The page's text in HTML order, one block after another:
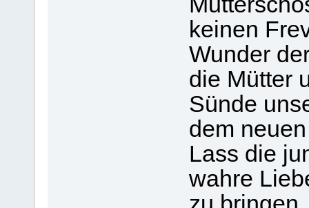
keinen
Wunder
die Mütter
Sünde
dem
Lass die
wahre